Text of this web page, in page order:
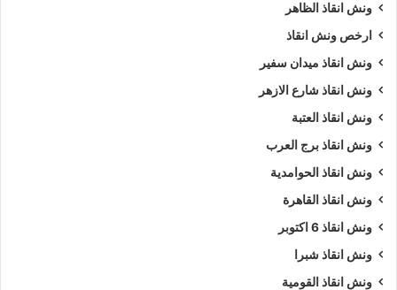
ونش انقاذ الظاهر
ارخص ونش انقاذ
ونش انقاذ ميدان سفير
ونش انقاذ شارع الازهر
ونش انقاذ العتبة
ونش انقاذ برج العرب
ونش انقاذ الحوامدية
ونش انقاذ القاهرة
ونش انقاذ 6 اكتوبر
ونش انقاذ شبرا
ونش انقاذ القومية